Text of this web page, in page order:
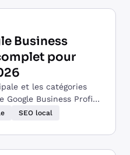
Business
pour
et les catégories
Google Business Profile
et erreurs à
SEO local